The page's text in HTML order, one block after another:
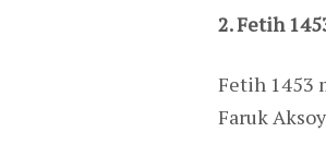
2. Fetih
Fetih 1453
Faruk